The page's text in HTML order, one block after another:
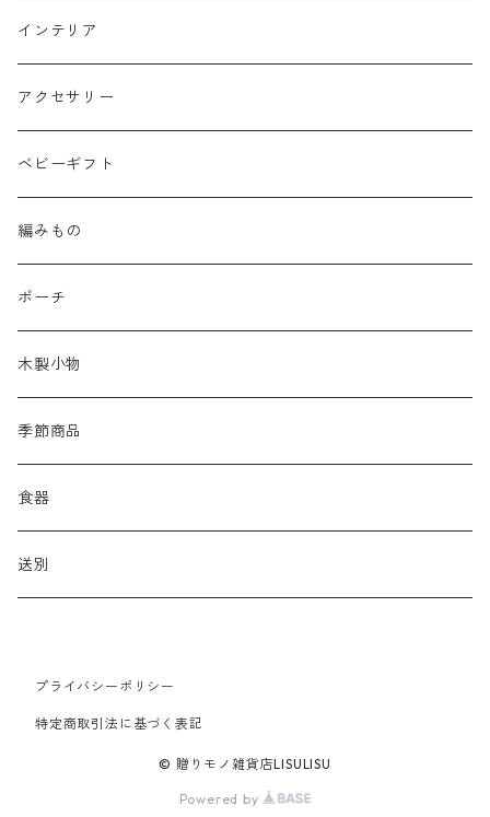
インテリア
アクセサリー
ベビーギフト
編みもの
ポーチ
木製小物
季節商品
食器
送別
プライバシーポリシー
特定商取引法に基づく表記
© 贈りモノ雑貨店LISULISU
Powered by